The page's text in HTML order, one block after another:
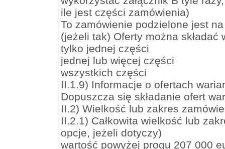
ile jest części zamówienia)
To zamówienie podzielone jest
(jeżeli tak) Oferty można składać
tylko jednej części
jednej lub więcej części
wszystkich części
II.1.9) Informacje o ofertach
Dopuszcza się składanie ofert
II.2) Wielkość lub zakres
II.2.1) Całkowita wielkość lub
opcje, jeżeli dotyczy)
wartość powyżej progu 207 000